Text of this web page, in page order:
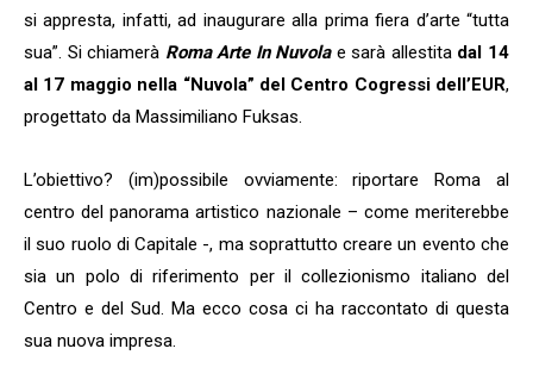
si appresta, infatti, ad inaugurare alla prima fiera d’arte “tutta
sua”. Si chiamerà Roma Arte In Nuvola e sarà allestita dal 14
al 17 maggio nella “Nuvola” del Centro Cogressi dell’EUR,
progettato da Massimiliano Fuksas.
L’obiettivo? (im)possibile ovviamente: riportare Roma al
centro del panorama artistico nazionale – come meriterebbe
il suo ruolo di Capitale -, ma soprattutto creare un evento che
sia un polo di riferimento per il collezionismo italiano del
Centro e del Sud. Ma ecco cosa ci ha raccontato di questa
sua nuova impresa.